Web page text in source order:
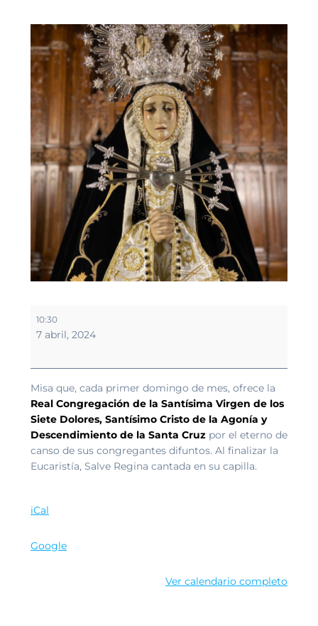
Mensual
Congregación
los
Siete
Dolores.
10:30
7 abril, 2024
Misa que, cada primer domingo de mes, ofrece la
Real Congregación de la Santísima Virgen de los
Siete Dolores, Santísimo Cristo de la Agonía y
Descendimiento de la Santa Cruz por el eterno de
canso de sus congregantes difuntos. Al finalizar la
Eucaristía, Salve Regina cantada en su capilla.
iCal
Google
Ver calendario completo